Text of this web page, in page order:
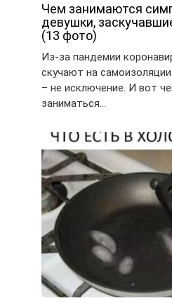
Чем занимаются
девушки,
(13 фото)
Из-за пандемии
скучают на
– не исключение. И вот
заниматься…